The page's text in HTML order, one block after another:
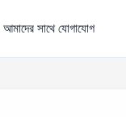
আমাদের সাথে যোগাযোগ